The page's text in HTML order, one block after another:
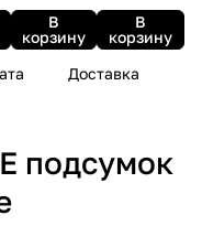
В
корзину
В
корзину
Доставка
подсумок